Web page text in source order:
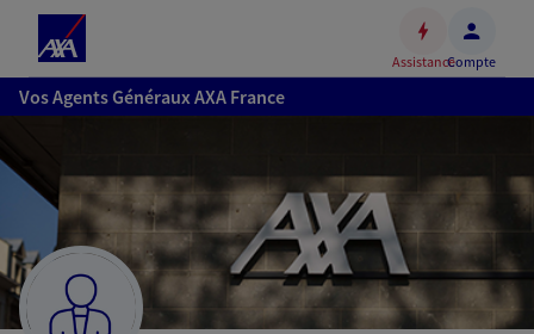
Accéder
au
Accéder
au
pied
de
page
AssistanceCompte
Vos Agents Généraux AXA France